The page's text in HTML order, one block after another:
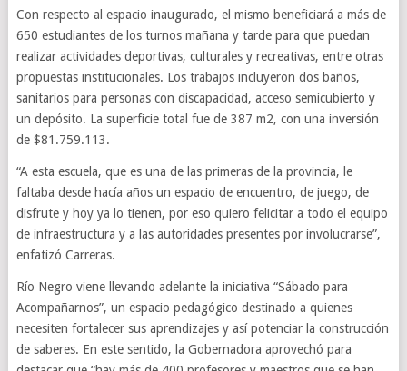
Con respecto al espacio inaugurado, el mismo beneficiará a más de
650 estudiantes de los turnos mañana y tarde para que puedan
realizar actividades deportivas, culturales y recreativas, entre otras
propuestas institucionales. Los trabajos incluyeron dos baños,
sanitarios para personas con discapacidad, acceso semicubierto y
un depósito. La superficie total fue de 387 m2, con una inversión
de $81.759.113.
“A esta escuela, que es una de las primeras de la provincia, le
faltaba desde hacía años un espacio de encuentro, de juego, de
disfrute y hoy ya lo tienen, por eso quiero felicitar a todo el equipo
de infraestructura y a las autoridades presentes por involucrarse”,
enfatizó Carreras.
Río Negro viene llevando adelante la iniciativa “Sábado para
Acompañarnos”, un espacio pedagógico destinado a quienes
necesiten fortalecer sus aprendizajes y así potenciar la construcción
de saberes. En este sentido, la Gobernadora aprovechó para